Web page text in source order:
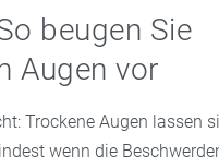
beugen Sie
Augen vor
Trockene Augen lassen
wenn die